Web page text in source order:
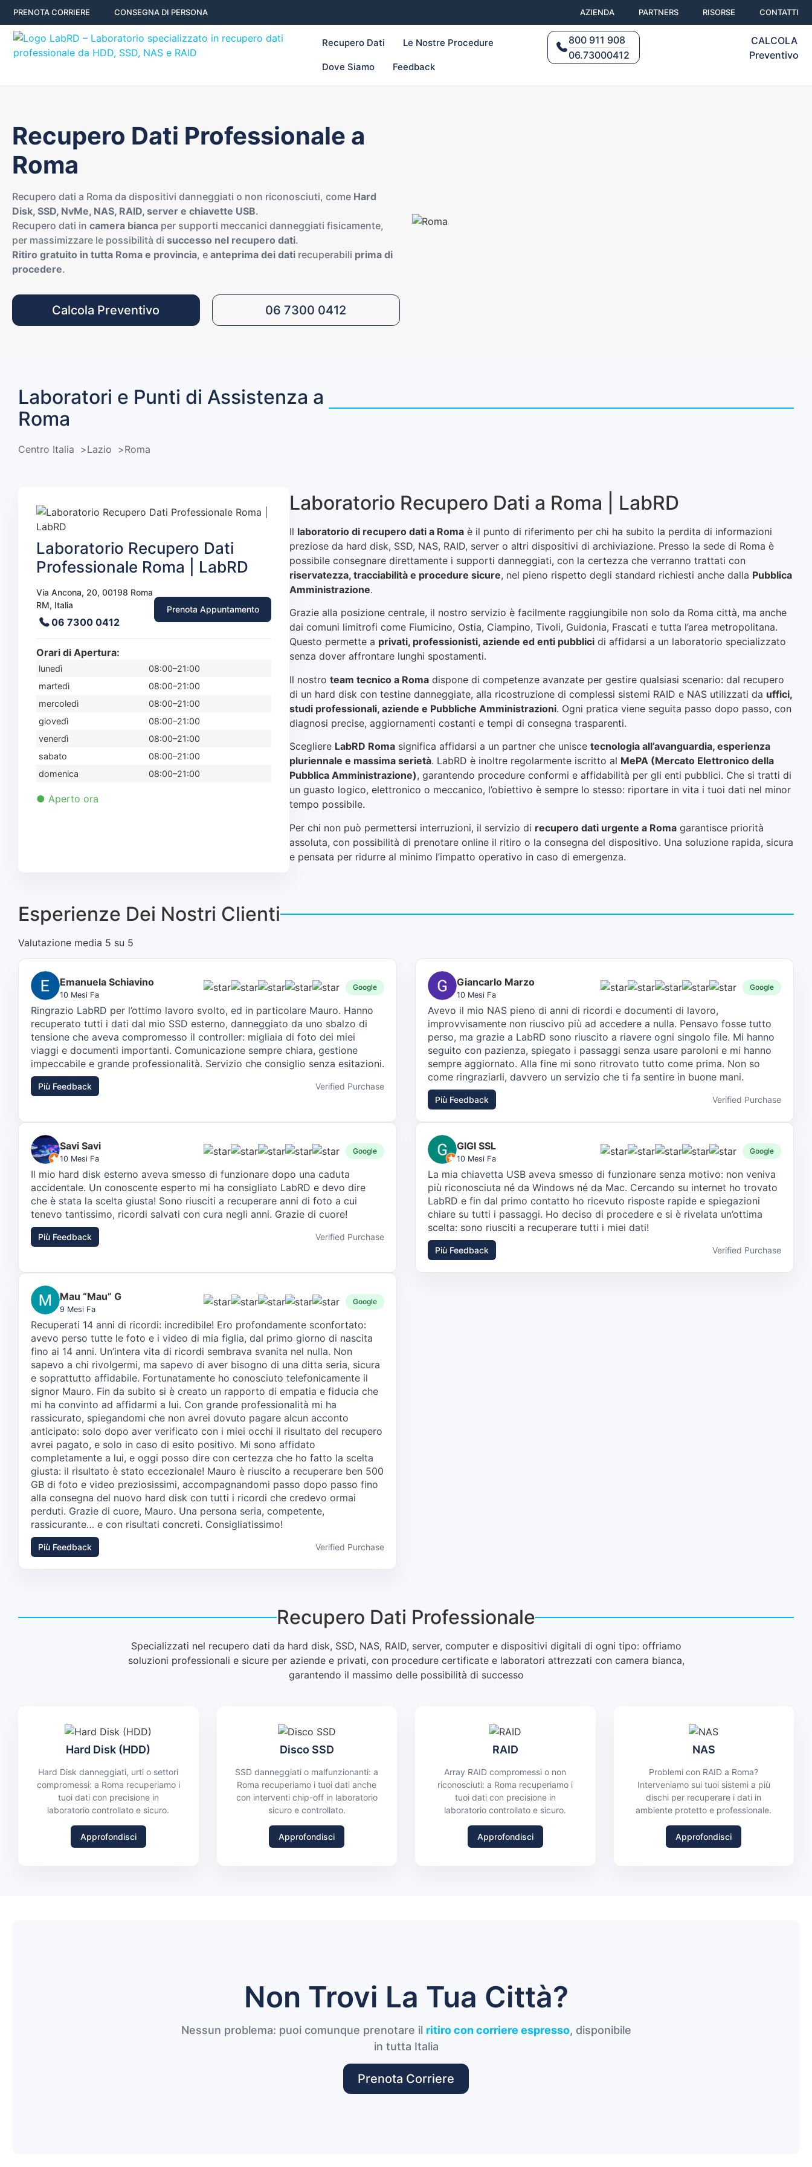
PRENOTA CORRIERE CONSEGNA DI PERSONA AZIENDA PARTNERS RISORSE CONTATTI
Recupero Dati Le Nostre Procedure
Dove Siamo Feedback
800 911 908
06.73000412
CALCOLA
Preventivo
Recupero Dati Professionale a
Roma
Recupero dati a Roma da dispositivi danneggiati o non riconosciuti, come Hard
Disk, SSD, NvMe, NAS, RAID, server e chiavette USB.
Recupero dati in camera bianca per supporti meccanici danneggiati fisicamente,
per massimizzare le possibilità di successo nel recupero dati.
Ritiro gratuito in tutta Roma e provincia, e anteprima dei dati recuperabili prima di
procedere.
Calcola Preventivo 06 7300 0412
Laboratori e Punti di Assistenza a
Roma
Centro Italia Lazio Roma
Laboratorio Recupero Dati
Professionale Roma | LabRD
Via Ancona, 20, 00198 Roma
RM, Italia
06 7300 0412
Prenota Appuntamento
Orari di Apertura:
lunedì
08:00–21:00
martedì
08:00–21:00
mercoledì
08:00–21:00
giovedì
08:00–21:00
venerdì
08:00–21:00
sabato
08:00–21:00
domenica
08:00–21:00
● Aperto ora
Laboratorio Recupero Dati a Roma | LabRD
Il laboratorio di recupero dati a Roma è il punto di riferimento per chi ha subito la perdita di informazioni
preziose da hard disk, SSD, NAS, RAID, server o altri dispositivi di archiviazione. Presso la sede di Roma è
possibile consegnare direttamente i supporti danneggiati, con la certezza che verranno trattati con
riservatezza, tracciabilità e procedure sicure, nel pieno rispetto degli standard richiesti anche dalla Pubblica
Amministrazione.
Grazie alla posizione centrale, il nostro servizio è facilmente raggiungibile non solo da Roma città, ma anche
dai comuni limitrofi come Fiumicino, Ostia, Ciampino, Tivoli, Guidonia, Frascati e tutta l’area metropolitana.
Questo permette a privati, professionisti, aziende ed enti pubblici di affidarsi a un laboratorio specializzato
senza dover affrontare lunghi spostamenti.
Il nostroteam tecnico a Roma dispone di competenze avanzate per gestire qualsiasi scenario: dal recupero
di un hard disk con testine danneggiate, alla ricostruzione di complessi sistemi RAID e NAS utilizzati da uffici,
studi professionali, aziende e Pubbliche Amministrazioni. Ogni pratica viene seguita passo dopo passo, con
diagnosi precise, aggiornamenti costanti e tempi di consegna trasparenti.
Scegliere LabRD Roma significa affidarsi a un partner che uniscetecnologia all’avanguardia, esperienza
pluriennale e massima serietà. LabRD è inoltre regolarmente iscritto al MePA (Mercato Elettronico della
Pubblica Amministrazione), garantendo procedure conformi e affidabilità per gli enti pubblici. Che si tratti di
un guasto logico, elettronico o meccanico, l’obiettivo è sempre lo stesso: riportare in vita i tuoi dati nel minor
tempo possibile.
Per chi non può permettersi interruzioni, il servizio di recupero dati urgente a Roma garantisce priorità
assoluta, con possibilità di prenotare online il ritiro o la consegna del dispositivo. Una soluzione rapida, sicura
e pensata per ridurre al minimo l’impatto operativo in caso di emergenza.
Esperienze Dei Nostri Clienti
Valutazione media 5 su 5
Emanuela Schiavino
10 Mesi Fa
Google
Ringrazio LabRD per l’ottimo lavoro svolto, ed in particolare Mauro. Hanno
recuperato tutti i dati dal mio SSD esterno, danneggiato da uno sbalzo di
tensione che aveva compromesso il controller: migliaia di foto dei miei
viaggi e documenti importanti. Comunicazione sempre chiara, gestione
impeccabile e grande professionalità. Servizio che consiglio senza esitazioni.
Più Feedback Verified Purchase
Giancarlo Marzo
10 Mesi Fa
Google
Avevo il mio NAS pieno di anni di ricordi e documenti di lavoro,
improvvisamente non riuscivo più ad accedere a nulla. Pensavo fosse tutto
perso, ma grazie a LabRD sono riuscito a riavere ogni singolo file. Mi hanno
seguito con pazienza, spiegato i passaggi senza usare paroloni e mi hanno
sempre aggiornato. Alla fine mi sono ritrovato tutto come prima. Non so
come ringraziarli, davvero un servizio che ti fa sentire in buone mani.
Più Feedback Verified Purchase
Savi Savi
10 Mesi Fa
Google
Il mio hard disk esterno aveva smesso di funzionare dopo una caduta
accidentale. Un conoscente esperto mi ha consigliato LabRD e devo dire
che è stata la scelta giusta! Sono riusciti a recuperare anni di foto a cui
tenevo tantissimo, ricordi salvati con cura negli anni. Grazie di cuore!
Più Feedback Verified Purchase
GIGI SSL
10 Mesi Fa
Google
La mia chiavetta USB aveva smesso di funzionare senza motivo: non veniva
più riconosciuta né da Windows né da Mac. Cercando su internet ho trovato
LabRD e fin dal primo contatto ho ricevuto risposte rapide e spiegazioni
chiare su tutti i passaggi. Ho deciso di procedere e si è rivelata un’ottima
scelta: sono riusciti a recuperare tutti i miei dati!
Più Feedback Verified Purchase
Mau “Mau” G
9 Mesi Fa
Google
Recuperati 14 anni di ricordi: incredibile! Ero profondamente sconfortato:
avevo perso tutte le foto e i video di mia figlia, dal primo giorno di nascita
fino ai 14 anni. Un’intera vita di ricordi sembrava svanita nel nulla. Non
sapevo a chi rivolgermi, ma sapevo di aver bisogno di una ditta seria, sicura
e soprattutto affidabile. Fortunatamente ho conosciuto telefonicamente il
signor Mauro. Fin da subito si è creato un rapporto di empatia e fiducia che
mi ha convinto ad affidarmi a lui. Con grande professionalità mi ha
rassicurato, spiegandomi che non avrei dovuto pagare alcun acconto
anticipato: solo dopo aver verificato con i miei occhi il risultato del recupero
avrei pagato, e solo in caso di esito positivo. Mi sono affidato
completamente a lui, e oggi posso dire con certezza che ho fatto la scelta
giusta: il risultato è stato eccezionale! Mauro è riuscito a recuperare ben 500
GB di foto e video preziosissimi, accompagnandomi passo dopo passo fino
alla consegna del nuovo hard disk con tutti i ricordi che credevo ormai
perduti. Grazie di cuore, Mauro. Una persona seria, competente,
rassicurante… e con risultati concreti. Consigliatissimo!
Più Feedback Verified Purchase
Recupero Dati Professionale
Specializzati nel recupero dati da hard disk, SSD, NAS, RAID, server, computer e dispositivi digitali di ogni tipo: offriamo
soluzioni professionali e sicure per aziende e privati, con procedure certificate e laboratori attrezzati con camera bianca,
garantendo il massimo delle possibilità di successo
Hard Disk (HDD)
Hard Disk danneggiati, urti o settori
compromessi: a Roma recuperiamo i
tuoi dati con precisione in
laboratorio controllato e sicuro.
Approfondisci
Disco SSD
SSD danneggiati o malfunzionanti: a
Roma recuperiamo i tuoi dati anche
con interventi chip-off in laboratorio
sicuro e controllato.
Approfondisci
RAID
Array RAID compromessi o non
riconosciuti: a Roma recuperiamo i
tuoi dati con precisione in
laboratorio controllato e sicuro.
Approfondisci
NAS
Problemi con RAID a Roma?
Interveniamo sui tuoi sistemi a più
dischi per recuperare i dati in
ambiente protetto e professionale.
Approfondisci
Non Trovi La Tua Città?
Nessun problema: puoi comunque prenotare il ritiro con corriere espresso, disponibile
in tutta Italia
Prenota Corriere